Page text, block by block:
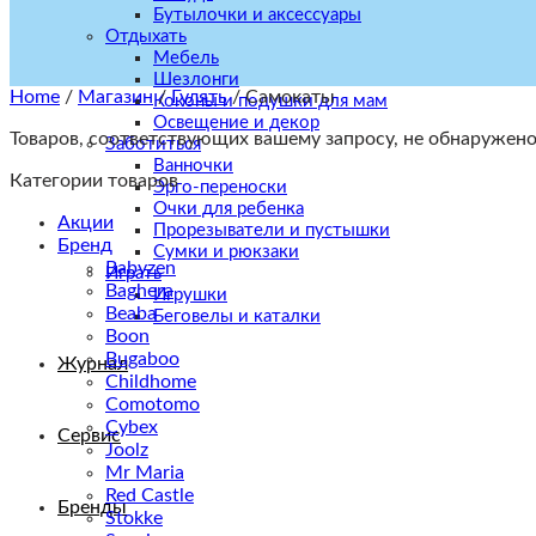
Бутылочки и аксессуары
Отдыхать
Мебель
Шезлонги
Коконы и подушки для мам
Освещение и декор
Заботиться
Ванночки
Эрго-переноски
Очки для ребенка
Прорезыватели и пустышки
Сумки и рюкзаки
Играть
Игрушки
Беговелы и каталки
Журнал
Сервис
Бренды
Home / Магазин / Гулять /Самокаты
Товаров, соответствующих вашему запросу, не
Категории товаров
Акции
Бренд
Babyzen
Baghera
Beaba
Boon
Bugaboo
Childhome
Comotomo
Cybex
Joolz
Mr Maria
Red Castle
Stokke